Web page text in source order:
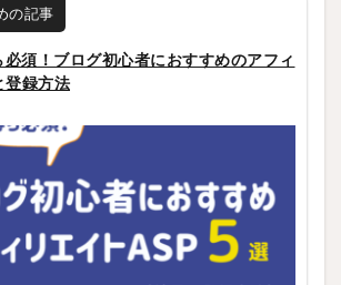
の記事
須！ブログ初心者におすすめのアフィ
登録方法